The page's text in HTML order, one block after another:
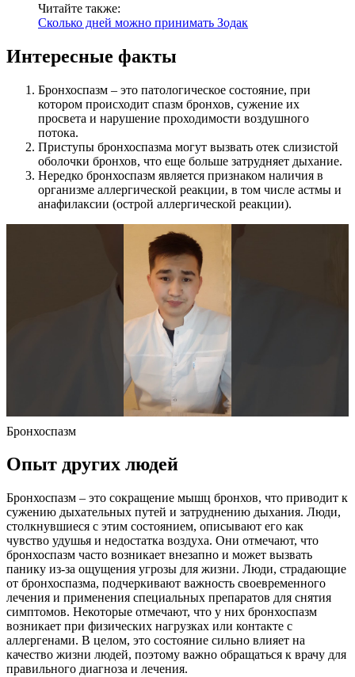
Читайте также:
Сколько дней можно принимать Зодак
Интересные факты
Бронхоспазм – это патологическое состояние, при
котором происходит спазм бронхов, сужение их
просвета и нарушение проходимости воздушного
потока.
Приступы бронхоспазма могут вызвать отек слизистой
оболочки бронхов, что еще больше затрудняет дыхание.
Нередко бронхоспазм является признаком наличия в
организме аллергической реакции, в том числе астмы и
анафилаксии (острой аллергической реакции).
Бронхоспазм
Опыт других людей
Бронхоспазм – это сокращение мышц бронхов, что приводит к
сужению дыхательных путей и затруднению дыхания. Люди,
столкнувшиеся с этим состоянием, описывают его как
чувство удушья и недостатка воздуха. Они отмечают, что
бронхоспазм часто возникает внезапно и может вызвать
панику из-за ощущения угрозы для жизни. Люди, страдающие
от бронхоспазма, подчеркивают важность своевременного
лечения и применения специальных препаратов для снятия
симптомов. Некоторые отмечают, что у них бронхоспазм
возникает при физических нагрузках или контакте с
аллергенами. В целом, это состояние сильно влияет на
качество жизни людей, поэтому важно обращаться к врачу для
правильного диагноза и лечения.